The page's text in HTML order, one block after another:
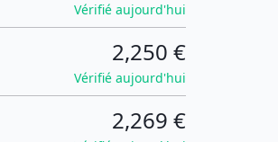
Vérifié aujourd'hui
2,250 €
Vérifié aujourd'hui
2,269 €